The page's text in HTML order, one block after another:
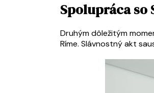
Spolupráca so
Druhým dôležitým
Ríme. Slávnostný akt